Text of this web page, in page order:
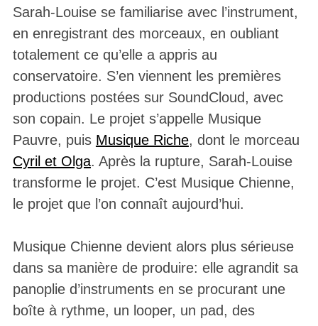
Sarah-Louise se familiarise avec l’instrument,
en enregistrant des morceaux, en oubliant
totalement ce qu’elle a appris au
conservatoire. S’en viennent les premières
productions postées sur SoundCloud, avec
son copain. Le projet s’appelle Musique
Pauvre, puis Musique Riche, dont le morceau
Cyril et Olga. Après la rupture, Sarah-Louise
transforme le projet. C’est Musique Chienne,
le projet que l’on connaît aujourd’hui.
Musique Chienne devient alors plus sérieuse
dans sa manière de produire: elle agrandit sa
panoplie d’instruments en se procurant une
boîte à rythme, un looper, un pad, des